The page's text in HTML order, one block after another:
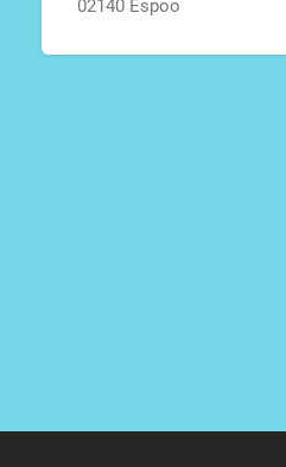
02140 Espoo